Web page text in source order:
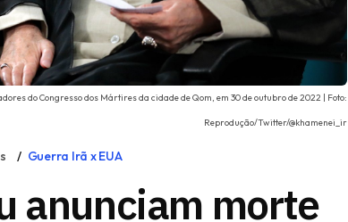
do Congresso dos Mártires da cidade de Qom, em 30 de outubro de 2022 | Foto:
Reprodução/Twitter/@khamenei_ir
Guerra Irã x EUA
anunciam morte